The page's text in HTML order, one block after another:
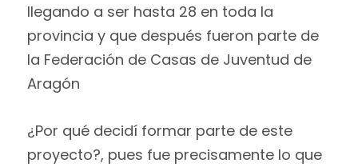
llegando a ser hasta 28 en toda la
provincia y que después fueron parte de
la Federación de Casas de Juventud de
Aragón
¿Por qué decidí formar parte de este
proyecto?, pues fue precisamente lo que